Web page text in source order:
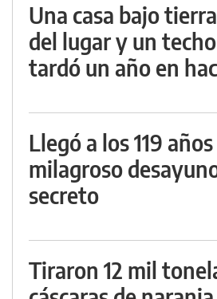
Una casa bajo
del lugar y un
tardó un año en
Llegó a los 119
milagroso
secreto
Tiraron 12 mil